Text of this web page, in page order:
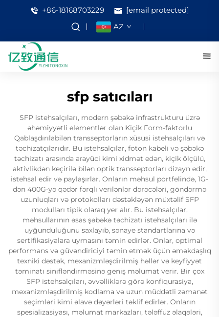
+86-18168703229
[email protected]
AZ
sfp satıcıları
SFP istehsalçıları, modern şəbəkə infrastrukturu üzrə
əhəmiyyətli elementlər olan Kiçik Form-faktorlu
Qablaşdırılabilən transseptorların xüsusi istehsalçıları və
təchizatçılarıdır. Bu istehsalçılar, foton kabeli və şəbəkə
təchizatı arasında arayüci kimi xidmət edən, kiçik ölçülü,
aktivlikdən keçirilə bilən optik transseptorları dizayn edir,
istehsal edir və paylaşırlar. Onların məhsul portfelində, 1G-
dən 400G-yə qədər fərqli verilənlər dərəcələri, göndərmə
uzunluqları və protokolları dəstəkləyən müxtəlif SFP
modulları tipik olaraq yer alır. Bu istehsalçılar,
məhsullarının əsas şəbəkə təchizatı istehsalçıları ilə
uyğunduluğunu saxlayıb, sənaye standartlarına və
sertifikasiyalara uymasını təmin edirlər. Onlar, optimal
performans və güvəndiriciyi təmin etmək üçün əməkdaşlıq
texniki dəstək, mexanizmləşdirilmiş həllər və keyfiyyət
təminatı sinifləndirməsinə geniş məlumat verir. Bir çox
SFP istehsalçıları, əvvəlliklərə görə konfiqurasiya,
mexanizmləşdirilmiş kodlama və uzun müddətli zəmanət
seçimləri kimi əlavə dəyərləri təklif edirlər. Onların
spesializasiyası, məlumat markazları, tələffüz əlaqələri,